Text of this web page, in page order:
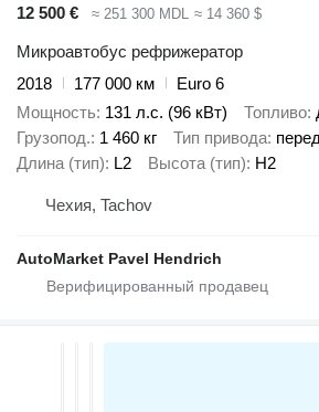
12 500 €
≈ 251 300 MDL ≈ 14 360 $
Микроавтобус рефрижератор
2018
177 000 км
Euro 6
Мощность 131 л.с. (96 кВт) Топливо
Грузопод. 1 460 кг Тип привода
Длина (тип) L2 Высота (тип) H2
Чехия, Tachov
AutoMarket Pavel Hendrich